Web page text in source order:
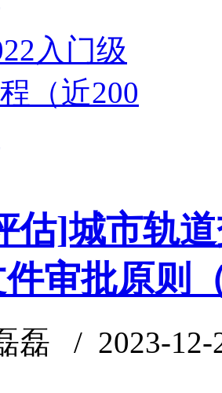
入门级
（近200
估]城市轨
审批原则
磊 / 2023-